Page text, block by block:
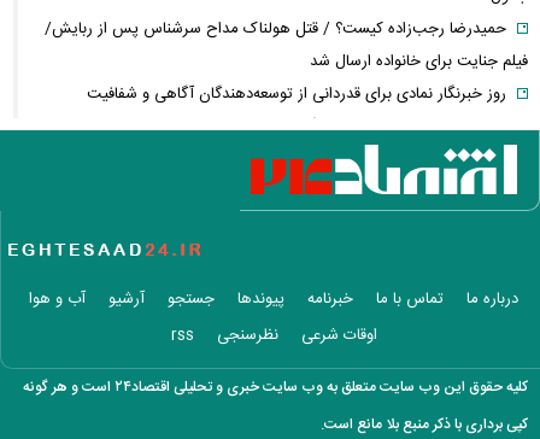
حمیدرضا رجب‌زاده کیست؟ / قتل هولناک مداح سرشناس پس از ربایش/
فیلم جنایت برای خانواده ارسال شد
روز خبرنگار نمادی برای قدردانی از توسعه‌دهندگان آگاهی و شفافیت
شادمهر عقیلی بعد از ۲۸ سال «گل یاس» را دوباره خواند + ویدئو
آمار تکان‌دهنده مصرف تریاک در ایران؛ مردم این شهر رکورددار شدند!
قیمت طلای ۱۸ عیار از ۱۹ میلیون گذشت
آخرین خبر از ترمیم دستمزد کارگران؛ مذاکرات افزایش حقوق چه زمانی آغاز
آزاد
پرونده ساعدی‌نیا به دیوان عالی ارسال شد؛ آخرین وضعیت پرونده مصادره
درباره ما تماس با ما خبرنامه پیوندها جستجو آرشیو
آب و هوا
اوقات شرعی
نظرسنجی rss
کلیه حقوق این وب سایت متعلق به وب سایت خبری و تحلیلی اقتصاد۲۴ است و هر گونه
کپی برداری با ذکر منبع بلا مانع است.